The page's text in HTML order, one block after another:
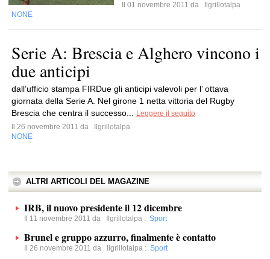
Il 01 novembre 2011 da
Ilgrillotalpa
NONE
Serie A: Brescia e Alghero vincono i
due anticipi
dall’ufficio stampa FIRDue gli anticipi valevoli per l’ ottava
giornata della Serie A. Nel girone 1 netta vittoria del Rugby
Brescia che centra il successo...
Leggere il seguito
Il 26 novembre 2011 da
Ilgrillotalpa
NONE
ALTRI ARTICOLI DEL MAGAZINE
IRB, il nuovo presidente il 12 dicembre
Il 11 novembre 2011 da Ilgrillotalpa : Sport
Brunel e gruppo azzurro, finalmente è contatto
Il 26 novembre 2011 da Ilgrillotalpa : Sport